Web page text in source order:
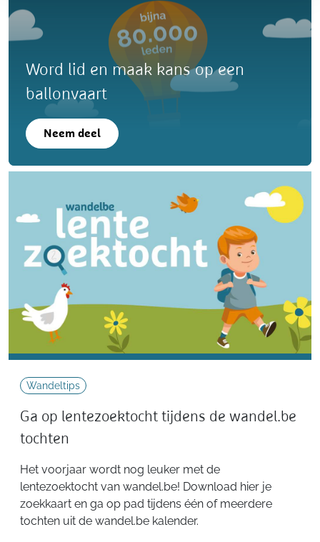
Word lid en maak kans op een
ballonvaart
Neem deel
Wandeltips
Ga op lentezoektocht tijdens de wandel.be
tochten
Het voorjaar wordt nog leuker met de
lentezoektocht van wandel.be! Download hier je
zoekkaart en ga op pad tijdens één of meerdere
tochten uit de wandel.be kalender.